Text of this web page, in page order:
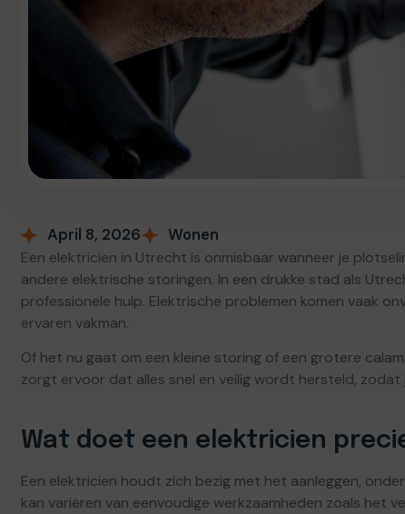
April 8, 2026 Wonen
Een elektricien in Utrecht is onmisbaar wanneer je
andere elektrische storingen. In een drukke stad als
professionele hulp. Elektrische problemen komen vaak
ervaren vakman.
Of het nu gaat om een kleine storing of een grotere
zorgt ervoor dat alles snel en veilig wordt hersteld,
Wat doet een elektricien
Een elektricien houdt zich bezig met het aanleggen,
kan variëren van eenvoudige werkzaamheden zoals het